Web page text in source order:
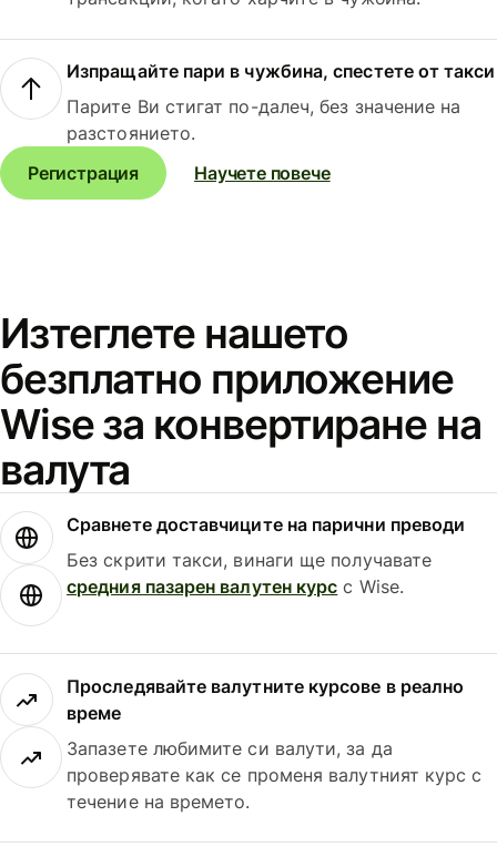
Изпращайте пари в чужбина, спестете от такси
Парите Ви стигат по-далеч, без значение на
разстоянието.
Регистрация
Научете повече
Изтеглете нашето
безплатно приложение
Wise за конвертиране на
валута
Сравнете доставчиците на парични преводи
Без скрити такси, винаги ще получавате
средния пазарен валутен курс с Wise.
Проследявайте валутните курсове в реално
време
Запазете любимите си валути, за да
проверявате как се променя валутният курс с
течение на времето.